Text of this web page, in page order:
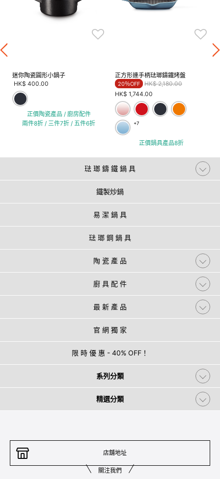
迷你陶瓷圓形小鍋子
HK$ 400.00
正價陶瓷產品 / 廚房配件
兩件8折 / 三件7折 / 五件6折
正方形連手柄琺瑯鑄鐵烤盤
20％OFF Price reduced from
HK$ 2,180.00to
HK$ 1,744.00
+7
正價鍋具產品8折
琺 瑯 鑄 鐵 鍋 具
鐵製炒鍋
易 潔 鍋 具
琺 瑯 鋼 鍋 具
陶 瓷 產 品
廚 具 配 件
最 新 產 品
官 網 獨 家
限 時 優 惠 - 40% OFF！
系列分類
精選分類
店舖地址
關注我們